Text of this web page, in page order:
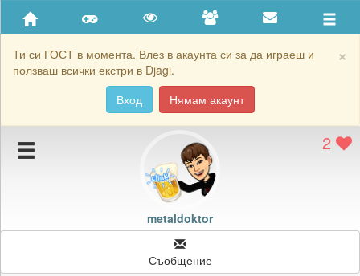
×
Ти си ГОСТ в момента. Влез в акаунта си за да играеш и
ползваш всички екстри в Djagi.
Вход
Нямам акаунт
Приятели
Хронология на игри
Подаръците на metaldoktor
Картичките на metaldoktor
Блокирай metaldoktor
2
metaldoktor
Съобщение